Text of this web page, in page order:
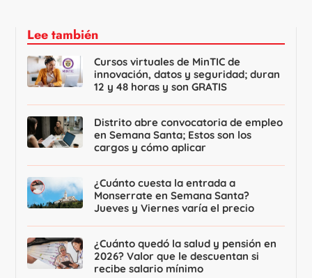
Lee también
Cursos virtuales de MinTIC de
innovación, datos y seguridad; duran
12 y 48 horas y son GRATIS
Distrito abre convocatoria de empleo
en Semana Santa; Estos son los
cargos y cómo aplicar
¿Cuánto cuesta la entrada a
Monserrate en Semana Santa?
Jueves y Viernes varía el precio
¿Cuánto quedó la salud y pensión en
2026? Valor que le descuentan si
recibe salario mínimo